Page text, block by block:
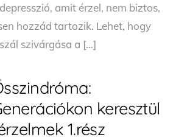
amit érzel, nem biztos,
hozzád tartozik. Lehet, hogy
szivárgása a […]
keresztül
1.rész